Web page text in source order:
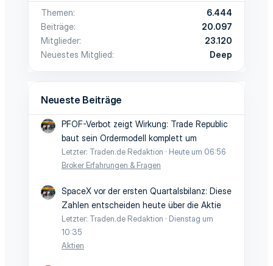
Themen
6.444
Beiträge
20.097
Mitglieder
23.120
Neuestes Mitglied
Deep
Neueste Beiträge
PFOF-Verbot zeigt Wirkung: Trade Republic
baut sein Ordermodell komplett um
Letzter: Traden.de Redaktion
Heute um 06:56
Broker Erfahrungen & Fragen
SpaceX vor der ersten Quartalsbilanz: Diese
Zahlen entscheiden heute über die Aktie
Letzter: Traden.de Redaktion
Dienstag um
10:35
Aktien